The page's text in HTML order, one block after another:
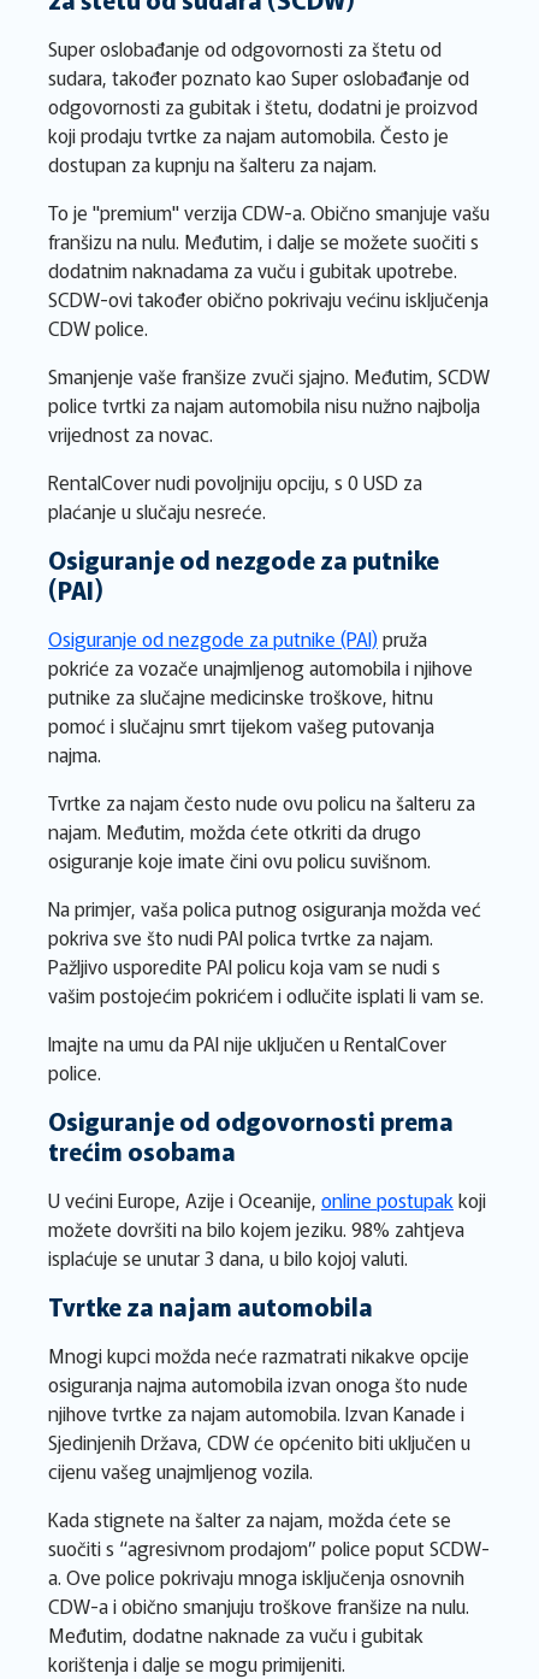
Super oslobađanje od odgovornosti za štetu od
sudara, također poznato kao Super oslobađanje od
odgovornosti za gubitak i štetu, dodatni je proizvod
koji prodaju tvrtke za najam automobila. Često je
dostupan za kupnju na šalteru za najam.
To je "premium" verzija CDW-a. Obično smanjuje vašu
franšizu na nulu. Međutim, i dalje se možete suočiti s
dodatnim naknadama za vuču i gubitak upotrebe.
SCDW-ovi također obično pokrivaju većinu isključenja
CDW police.
Smanjenje vaše franšize zvuči sjajno. Međutim, SCDW
police tvrtki za najam automobila nisu nužno najbolja
vrijednost za novac.
RentalCover nudi povoljniju opciju, s 0 USD za
plaćanje u slučaju nesreće.
Osiguranje od nezgode za putnike
(PAI)
Osiguranje od nezgode za putnike (PAI)pruža
pokriće za vozače unajmljenog automobila i njihove
putnike za slučajne medicinske troškove, hitnu
pomoć i slučajnu smrt tijekom vašeg putovanja
najma.
Tvrtke za najam često nude ovu policu na šalteru za
najam. Međutim, možda ćete otkriti da drugo
osiguranje koje imate čini ovu policu suvišnom.
Na primjer, vaša polica putnog osiguranja možda već
pokriva sve što nudi PAI polica tvrtke za najam.
Pažljivo usporedite PAI policu koja vam se nudi s
vašim postojećim pokrićem i odlučite isplati li vam se.
Imajte na umu da PAI nije uključen u RentalCover
police.
Osiguranje od odgovornosti prema
trećim osobama
U većini Europe, Azije i Oceanije, online postupakkoji
možete dovršiti na bilo kojem jeziku. 98% zahtjeva
isplaćuje se unutar 3 dana, u bilo kojoj valuti.
Tvrtke za najam automobila
Mnogi kupci možda neće razmatrati nikakve opcije
osiguranja najma automobila izvan onoga što nude
njihove tvrtke za najam automobila. Izvan Kanade i
Sjedinjenih Država, CDW će općenito biti uključen u
cijenu vašeg unajmljenog vozila.
Kada stignete na šalter za najam, možda ćete se
suočiti s “agresivnom prodajom” police poput SCDW-
a. Ove police pokrivaju mnoga isključenja osnovnih
CDW-a i obično smanjuju troškove franšize na nulu.
Međutim, dodatne naknade za vuču i gubitak
korištenja i dalje se mogu primijeniti.